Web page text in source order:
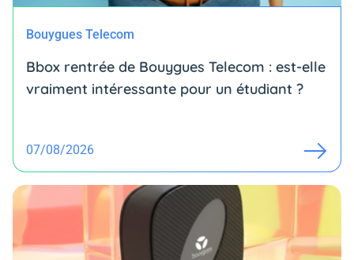
Bouygues Telecom
Bbox rentrée de Bouygues Telecom : est-elle
vraiment intéressante pour un étudiant ?
07/08/2026